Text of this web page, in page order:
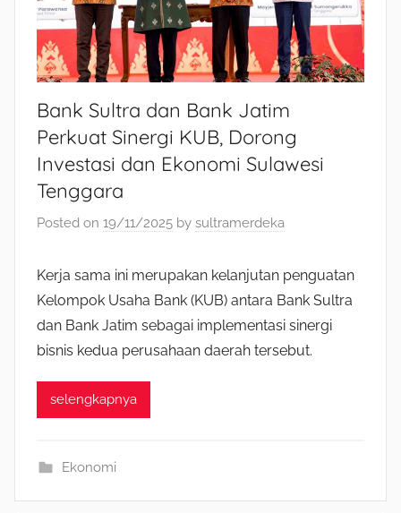
Bank Sultra dan Bank Jatim
Perkuat Sinergi KUB, Dorong
Investasi dan Ekonomi Sulawesi
Tenggara
Posted on 19/11/2025 by sultramerdeka
Kerja sama ini merupakan kelanjutan penguatan
Kelompok Usaha Bank (KUB) antara Bank Sultra
dan Bank Jatim sebagai implementasi sinergi
bisnis kedua perusahaan daerah tersebut.
selengkapnya
Ekonomi